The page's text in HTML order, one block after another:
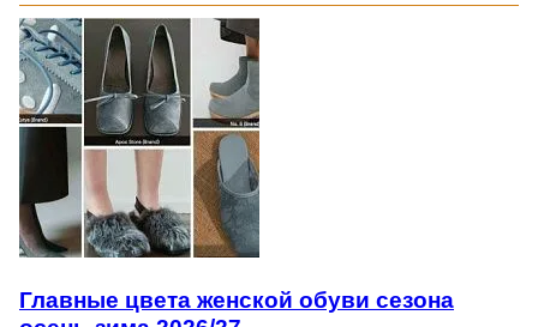
Главные цвета женской обуви сезона